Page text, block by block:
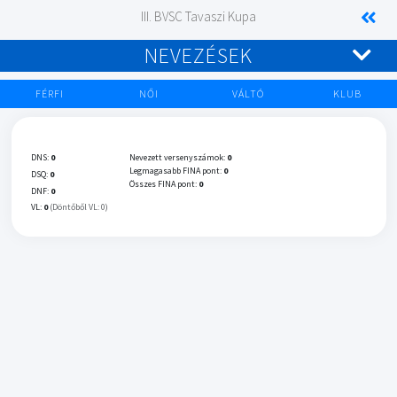
III. BVSC Tavaszi Kupa
NEVEZÉSEK
FÉRFI NŐI VÁLTÓ KLUB
DNS: 0
DSQ: 0
DNF: 0
VL: 0 (Döntőből VL: 0)
Nevezett versenyszámok: 0
Legmagasabb FINA pont: 0
Összes FINA pont: 0